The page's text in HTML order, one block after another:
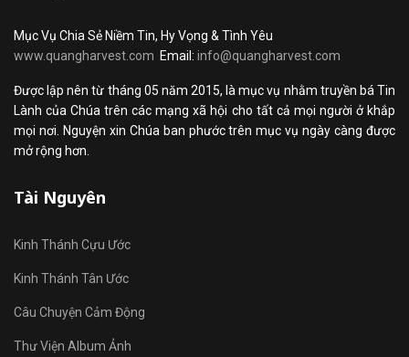
Mục Vụ Chia Sẻ Niềm Tin, Hy Vọng & Tình Yêu
www.quangharvest.com Email: info@quangharvest.com
Được lập nên từ tháng 05 năm 2015, là mục vụ nhằm truyền bá Tin
Lành của Chúa trên các mạng xã hội cho tất cả mọi người ở khắp
mọi nơi. Nguyện xin Chúa ban phước trên mục vụ ngày càng được
mở rộng hơn.
Tài Nguyên
Kinh Thánh Cựu Ước
Kinh Thánh Tân Ước
Câu Chuyện Cảm Động
Thư Viện Album Ảnh